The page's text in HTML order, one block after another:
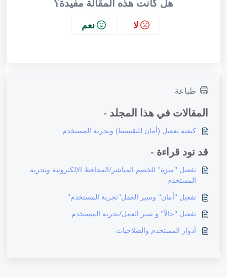
لا نعم
طباعة
المقالات في هذا المجلد -
كيفية تفعيل (أمان للتقسيط) وتجربة المستخدم
قد تود قراءة -
تفعيل "ميزة" للخصم المباشر/المحافظ الإلكترونية وتجربة
المستخدم
تفعيل "أمان" وسير العمل"تجربة المستخدم"
تفعيل "حالاً" و سير العمل/تجربة المستخدم
أدوار المستخدم والصلاحيات